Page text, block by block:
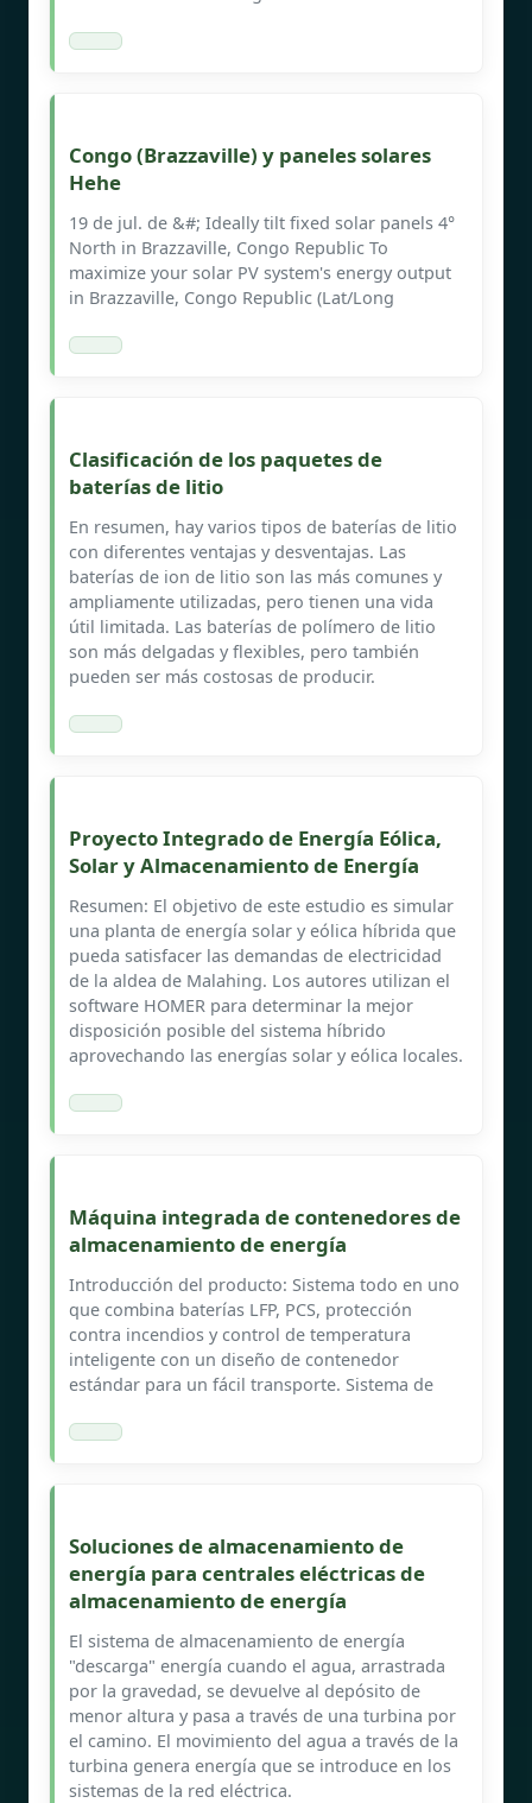
Congo (Brazzaville) y paneles solares
Hehe
19 de jul. de &#; Ideally tilt fixed solar panels 4°
North in Brazzaville, Congo Republic To
maximize your solar PV system's energy output
in Brazzaville, Congo Republic (Lat/Long
Clasificación de los paquetes de
baterías de litio
En resumen, hay varios tipos de baterías de litio
con diferentes ventajas y desventajas. Las
baterías de ion de litio son las más comunes y
ampliamente utilizadas, pero tienen una vida
útil limitada. Las baterías de polímero de litio
son más delgadas y flexibles, pero también
pueden ser más costosas de producir.
Proyecto Integrado de Energía Eólica,
Solar y Almacenamiento de Energía
Resumen: El objetivo de este estudio es simular
una planta de energía solar y eólica híbrida que
pueda satisfacer las demandas de electricidad
de la aldea de Malahing. Los autores utilizan el
software HOMER para determinar la mejor
disposición posible del sistema híbrido
aprovechando las energías solar y eólica locales.
Máquina integrada de contenedores de
almacenamiento de energía
Introducción del producto: Sistema todo en uno
que combina baterías LFP, PCS, protección
contra incendios y control de temperatura
inteligente con un diseño de contenedor
estándar para un fácil transporte. Sistema de
Soluciones de almacenamiento de
energía para centrales eléctricas de
almacenamiento de energía
El sistema de almacenamiento de energía
"descarga" energía cuando el agua, arrastrada
por la gravedad, se devuelve al depósito de
menor altura y pasa a través de una turbina por
el camino. El movimiento del agua a través de la
turbina genera energía que se introduce en los
sistemas de la red eléctrica.